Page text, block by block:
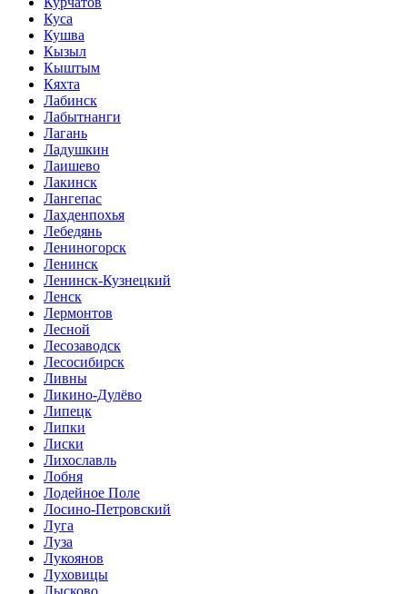
Куса
Кушва
Кызыл
Кыштым
Кяхта
Лабинск
Лабытнанги
Лагань
Ладушкин
Лаишево
Лакинск
Лангепас
Лахденпохья
Лебедянь
Лениногорск
Ленинск
Ленинск-Кузнецкий
Ленск
Лермонтов
Лесной
Лесозаводск
Лесосибирск
Ливны
Ликино-Дулёво
Липецк
Липки
Лиски
Лихославль
Лобня
Лодейное Поле
Лосино-Петровский
Луга
Луза
Лукоянов
Луховицы
Лысково